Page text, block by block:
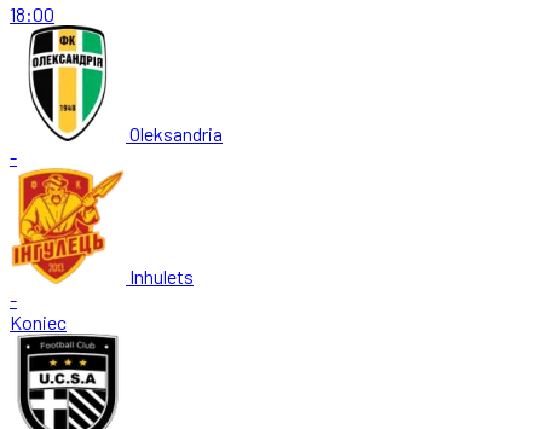
18:00
Oleksandria
-
Inhulets
-
Koniec